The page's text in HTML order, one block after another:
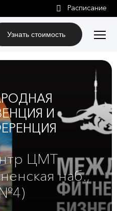
Узнать стоимость
И
ЦМТ
наб.,